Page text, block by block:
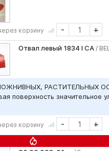
корзину - +
Отвал левый 1834 I CA /
РАСТИТЕЛЬНЫХ
поверхность значительное
корзину - +
Доска полевая большая